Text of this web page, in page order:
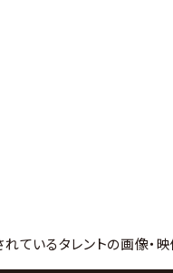
ているタレントの画像・